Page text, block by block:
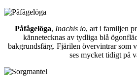
Påfågelöga, Inachis io, art i familjen
kännetecknas av tydliga blå
bakgrundsfärg. Fjärilen övervintrar som
ses mycket tidigt på